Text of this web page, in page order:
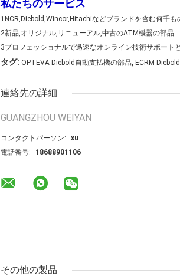
私たちのサービス
1NCR,Diebold,Wincor,Hitachiなどブランドを含む何千
2新品,オリジナル,リニューアル,中古のATM機器の部品
3プロフェッショナルで迅速なオンライン技術サポート
タグ: OPTEVA Diebold自動支払機の部品, ECRM
連絡先の詳細
GUANGZHOU WEIYAN
コンタクトパーソン:
xu
電話番号:
18688901106
その他の製品